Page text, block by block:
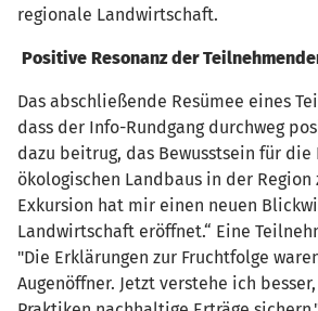
regionale Landwirtschaft.
Positive Resonanz der
Das abschließende Resümee eines
dass der Info-Rundgang durchweg
dazu beitrug, das Bewusstsein für die
ökologischen Landbaus in der Region
Exkursion hat mir einen neuen
Landwirtschaft eröffnet.“ Eine
"Die Erklärungen zur Fruchtfolge
Augenöffner. Jetzt verstehe ich